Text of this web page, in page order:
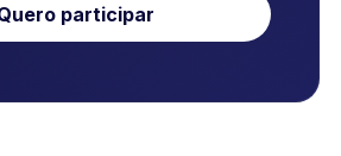
participar